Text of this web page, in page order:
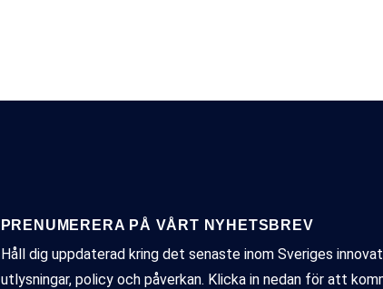
PRENUMERERA PÅ VÅRT NYHETSBREV
Håll dig uppdaterad kring det senaste inom Sveriges
utlysningar, policy och påverkan. Klicka in nedan för att